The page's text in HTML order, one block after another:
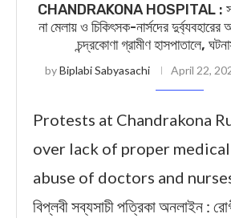
CHANDRAKONA HOSPITAL : সঠিক
না মেলায় ও চিকিৎসক-নার্সদের
চন্দ্রকোণা গ্রামীণ হাসপাতালে,
byBiplabi Sabyasachi April 22,
Protests at Chandrakona
over lack of proper medical
abuse of doctors and nurses
বিপ্লবী সব্যসাচী পত্রিকা অনলাইন :